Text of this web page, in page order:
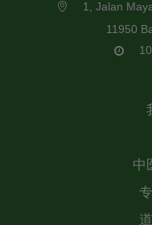
1, Jalan
11950
中